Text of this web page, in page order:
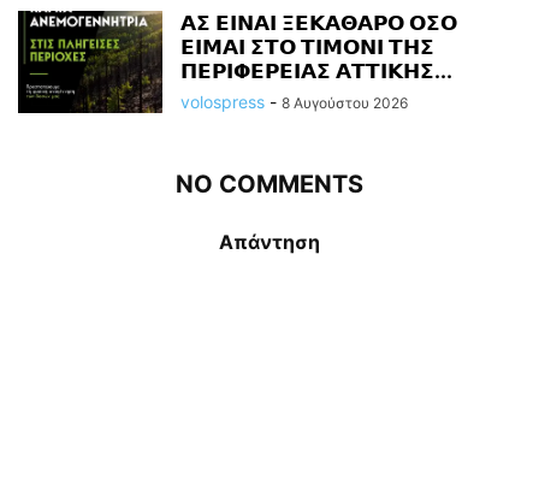
𝝖𝝨 𝝚𝝞𝝢𝝖𝝞 𝝣𝝚𝝟𝝖𝝝𝝖𝝦𝝤 𝝤𝝨𝝤
𝝚𝝞𝝡𝝖𝝞 𝝨𝝩𝝤 𝝩𝝞𝝡𝝤𝝢𝝞 𝝩𝝜𝝨
𝝥𝝚𝝦𝝞𝝫𝝚𝝦𝝚𝝞𝝖𝝨 𝝖𝝩𝝩𝝞𝝟𝝜𝝨...
volospress - 8 Αυγούστου 2026
NO COMMENTS
Απάντηση